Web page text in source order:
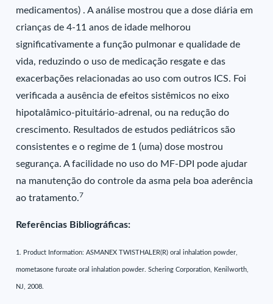
medicamentos) . A análise mostrou que a dose diária em
crianças de 4-11 anos de idade melhorou
significativamente a função pulmonar e qualidade de
vida, reduzindo o uso de medicação resgate e das
exacerbações relacionadas ao uso com outros ICS. Foi
verificada a ausência de efeitos sistêmicos no eixo
hipotalâmico-pituitário-adrenal, ou na redução do
crescimento. Resultados de estudos pediátricos são
consistentes e o regime de 1 (uma) dose mostrou
segurança. A facilidade no uso do MF-DPI pode ajudar
na manutenção do controle da asma pela boa aderência
ao tratamento.7
Referências Bibliográficas:
1. Product Information: ASMANEX TWISTHALER(R) oral inhalation powder,
mometasone furoate oral inhalation powder. Schering Corporation, Kenilworth,
NJ, 2008.